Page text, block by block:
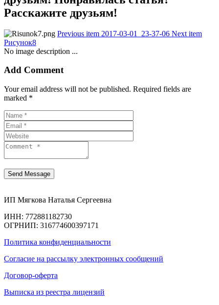
Расскажите друзьям!
Previous item 2017-03-01_23-37-06 Next item
Рисунок8
No image description ...
Add Comment
Your email address will not be published. Required fields are
marked *
ИП Мягкова Наталья Сергеевна
ИНН: 772881182730
ОГРНИП: 316774600397171
Политика конфиденциальности
Согласие на рассылку электронных сообщений
Договор-оферта
Выписка из реестра лицензий